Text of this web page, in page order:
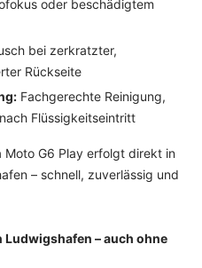
oder beschädigtem
bei zerkratzter,
Rückseite
Fachgerechte Reinigung,
Flüssigkeitseintritt
Moto G6 Play erfolgt direkt in
– schnell, zuverlässig und
– auch ohne